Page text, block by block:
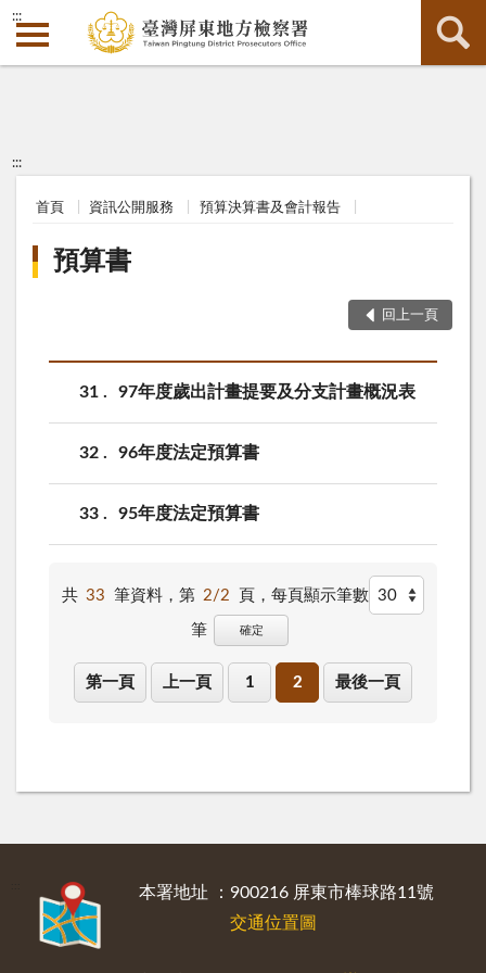
:::
:::
首頁 資訊公開服務 預算決算書及會計報告
預算書
回上一頁
31 97年度歲出計畫提要及分支計畫概況表
32 96年度法定預算書
33 95年度法定預算書
共 33 筆資料，第 2/2 頁， 每頁顯示筆數
筆 確定
第一頁 上一頁 1 2 最後一頁
本署地址 ：900216 屏東市棒球路11號
交通位置圖